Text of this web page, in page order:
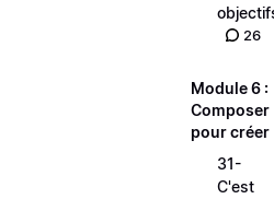
26
Module 6 :
Composer
pour créer
31-
C'est